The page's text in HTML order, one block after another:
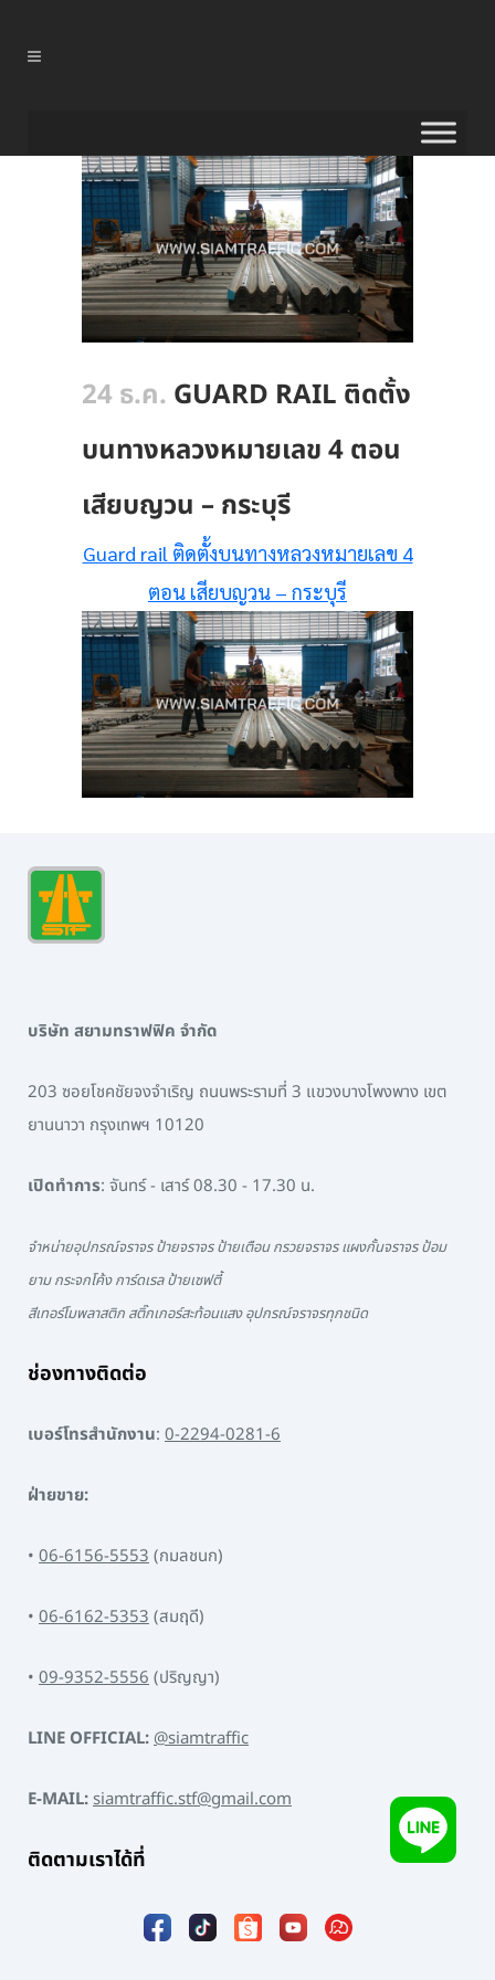
24 ธ.ค. GUARD RAIL ติดตั้ง
บนทางหลวงหมายเลข 4 ตอน
เสียบญวน – กระบุรี
Guard rail ติดตั้งบนทางหลวงหมายเลข 4
ตอน เสียบญวน – กระบุรี
บริษัท สยามทราฟฟิค จำกัด
203 ซอยโชคชัยจงจำเริญ ถนนพระรามที่ 3 แขวงบางโพงพาง เขต
ยานนาวา กรุงเทพฯ 10120
เปิดทำการ: จันทร์ - เสาร์ 08.30 - 17.30 น.
จำหน่ายอุปกรณ์จราจร ป้ายจราจร ป้ายเตือน กรวยจราจร แผงกั้นจราจร ป้อม
ยาม กระจกโค้ง การ์ดเรล ป้ายเซฟตี้
สีเทอร์โมพลาสติก สติ๊กเกอร์สะท้อนแสง อุปกรณ์จราจรทุกชนิด
ช่องทางติดต่อ
เบอร์โทรสำนักงาน: 0-2294-0281-6
ฝ่ายขาย:
• 06-6156-5553(กมลชนก)
• 06-6162-5353(สมฤดี)
• 09-9352-5556(ปริญญา)
LINE OFFICIAL:@siamtraffic
E-MAIL:siamtraffic.stf@gmail.com
ติดตามเราได้ที่